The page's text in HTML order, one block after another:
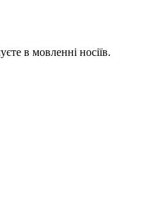
в мовленні носіїв.